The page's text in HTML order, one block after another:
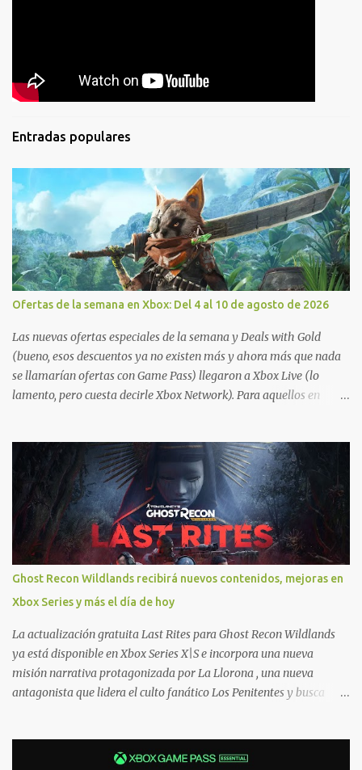
Entradas populares
Ofertas de la semana en Xbox: Del 4 al 10 de agosto de 2026
Las nuevas ofertas especiales de la semana y Deals with Gold
(bueno, esos descuentos ya no existen más y ahora más que nada
se llamarían ofertas con Game Pass) llegaron a Xbox Live (lo
lamento, pero cuesta decirle Xbox Network). Para aquellos en
jugarlos y mantener un progreso compartido en Windows PC y
Xbox, y tenemos un listado de juegos compatibles por acá . ¿Aún
necesitas una mano con las compras? Tenemos un tutorial extenso
o en vídeo para que se quiten todas las dudas generales de cómo
hacer compras en Xbox . Podes consultar un listado más completo
de promociones desde xbox.com. El post puede tener
actualizaciones regulares o cambios ante cualquier error. Ofertas
- Argentina Ofertas - Chile Ofertas - Colombia Ofertas - México
Ofertas - Estados Unidos Ofertas - España Todas las ofertas de
Xbox One también aplican a Xbox Series, a excepción de los jue...
Ghost Recon Wildlands recibirá nuevos contenidos, mejoras en
Xbox Series y más el día de hoy
La actualización gratuita Last Rites para Ghost Recon Wildlands
ya está disponible en Xbox Series X|S e incorpora una nueva
misión narrativa protagonizada por La Llorona , una nueva
antagonista que lidera el culto fanático Los Penitentes y busca
Predator , uno de los desafíos más recordados por la comunidad,